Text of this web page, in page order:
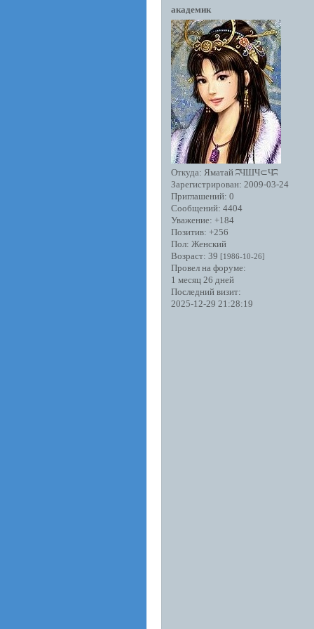
академик
Откуда: Яматай ʭЧШЧ⊂Чʭ
Зарегистрирован: 2009-03-24
Приглашений: 0
Сообщений: 4404
Уважение: +184
Позитив: +256
Пол: Женский
Возраст: 39 [1986-10-26]
Провел на форуме:
1 месяц 26 дней
Последний визит:
2025-12-29 21:28:19